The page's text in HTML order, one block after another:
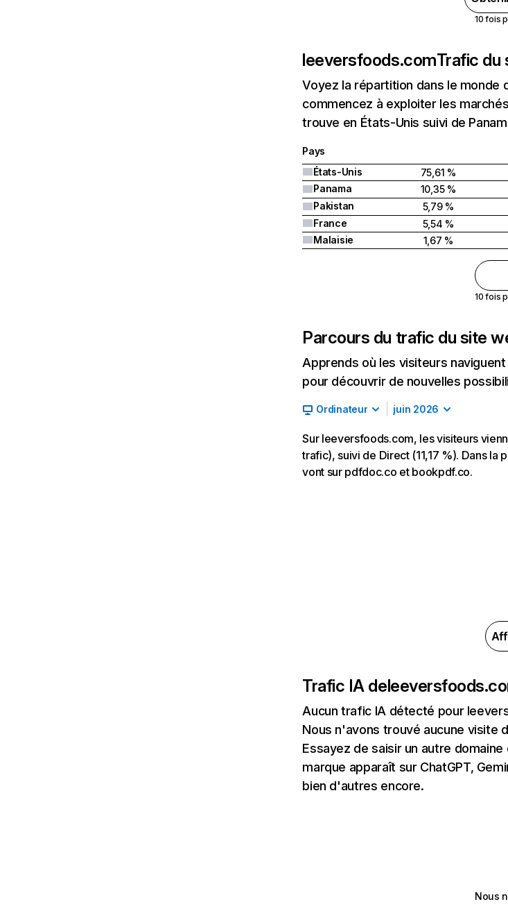
10 fois
leeversfoods.comTrafic du
Voyez la répartition dans le
commencez à exploiter les
trouve en États-Unis suivi de
Pays
États-Unis
75,61 %
Panama
10,35 %
Pakistan
5,79 %
France
5,54 %
Malaisie
1,67 %
10 fois
Parcours du trafic du site
Apprends où les visiteurs
pour découvrir de nouvelles
Ordinateur juin 2026
Sur leeversfoods.com, les visiteurs
trafic), suivi de Direct (11,17 %). Dans
vont sur pdfdoc.co et bookpdf.co.
Trafic IA de
Aucun trafic IA détecté pour
Nous n'avons trouvé aucune visite
Essayez de saisir un autre
marque apparaît sur ChatGPT,
bien d'autres encore.
Nous